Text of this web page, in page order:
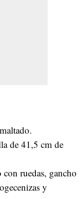
de 41,5 cm de
ruedas, gancho
y